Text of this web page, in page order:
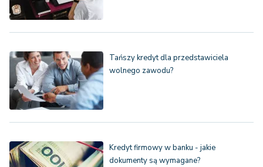
Tańszy kredyt dla przedstawiciela
wolnego zawodu?
Kredyt firmowy w banku - jakie
dokumenty są wymagane?